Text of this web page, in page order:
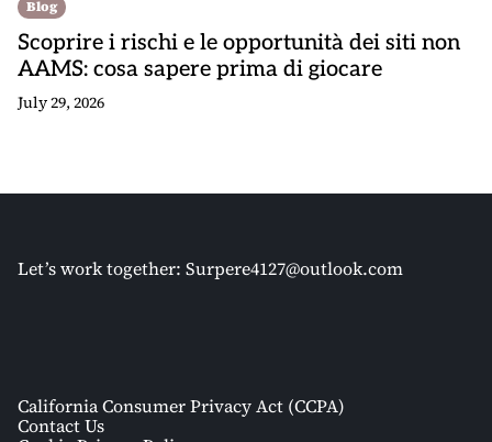
Blog
Scoprire i rischi e le opportunità dei siti non
AAMS: cosa sapere prima di giocare
July 29, 2026
Let’s work together: Surpere4127@outlook.com
California Consumer Privacy Act (CCPA)
Contact Us